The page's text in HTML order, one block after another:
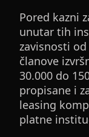
Pored kazni
unutar tih
zavisnosti
članove
30.000 do
propisane i
leasing
platne